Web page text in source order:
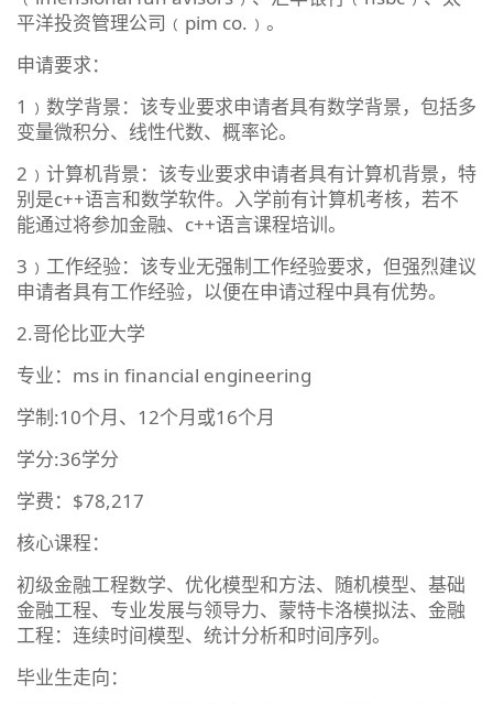
平洋投资管理公司﹙pim co.﹚。
申请要求：
1﹚数学背景：该专业要求申请者具有数学背景，包括多
变量微积分、线性代数、概率论。
2﹚计算机背景：该专业要求申请者具有计算机背景，特
别是c++语言和数学软件。入学前有计算机考核，若不
能通过将参加金融、c++语言课程培训。
3﹚工作经验：该专业无强制工作经验要求，但强烈建议
申请者具有工作经验，以便在申请过程中具有优势。
2.哥伦比亚大学
专业：ms in financial engineering
学制:10个月、12个月或16个月
学分:36学分
学费：$78,217
核心课程：
初级金融工程数学、优化模型和方法、随机模型、基础
金融工程、专业发展与领导力、蒙特卡洛模拟法、金融
工程：连续时间模型、统计分析和时间序列。
毕业生走向：